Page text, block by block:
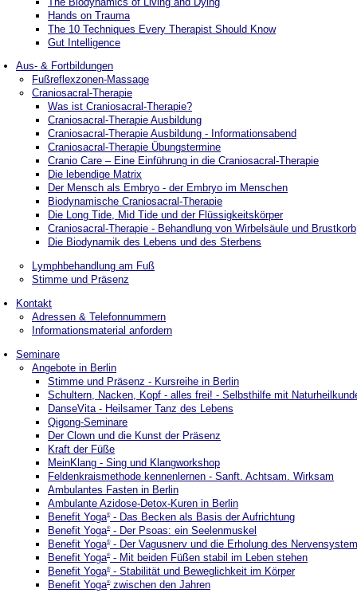
Hands on Trauma
The 10 Techniques Every Therapist Should Know
Gut Intelligence
Aus- & Fortbildungen
Fußreflexzonen-Massage
Craniosacral-Therapie
Was ist Craniosacral-Therapie?
Craniosacral-Therapie Ausbildung
Craniosacral-Therapie Ausbildung - Informationsabend
Craniosacral-Therapie Übungstermine
Cranio Care – Eine Einführung in die Craniosacral-Therapie
Die lebendige Matrix
Der Mensch als Embryo - der Embryo im Menschen
Biodynamische Craniosacral-Therapie
Die Long Tide, Mid Tide und der Flüssigkeitskörper
Craniosacral-Therapie - Behandlung von Wirbelsäule und Brustkorb
Die Biodynamik des Lebens und des Sterbens
Lymphbehandlung am Fuß
Stimme und Präsenz
Kontakt
Adressen & Telefonnummern
Informationsmaterial anfordern
Seminare
Angebote in Berlin
Stimme und Präsenz - Kursreihe in Berlin
Schultern, Nacken, Kopf - alles frei! - Selbsthilfe mit
DanseVita - Heilsamer Tanz des Lebens
Qigong-Seminare
Der Clown und die Kunst der Präsenz
Kraft der Füße
MeinKlang - Sing und Klangworkshop
Feldenkraismethode kennenlernen - Sanft. Achtsam. Wirksam
Ambulantes Fasten in Berlin
Ambulante Azidose-Detox-Kuren in Berlin
Benefit Yoga®- Das Becken als Basis der Aufrichtung
Benefit Yoga®- Der Psoas: ein Seelenmuskel
Benefit Yoga®- Der Vagusnerv und die Erholung des
Benefit Yoga®- Mit beiden Füßen stabil im Leben stehen
Benefit Yoga®- Stabilität und Beweglichkeit im Körper
Benefit Yoga®zwischen den Jahren